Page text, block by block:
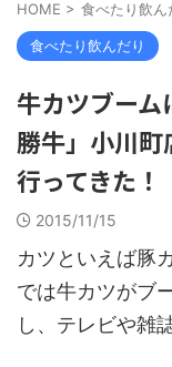
HOME > 食べたり飲ん
食べたり飲んだり
牛カツブー
勝牛」小川
行ってきた！
2015/11/15
カツといえば豚
では牛カツがブ
し、テレビや雑